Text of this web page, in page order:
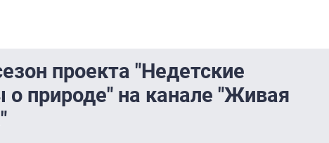
проекта "Недетские
о природе" на канале "Живая